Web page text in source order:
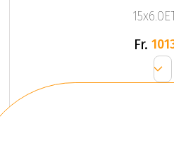
Fr.